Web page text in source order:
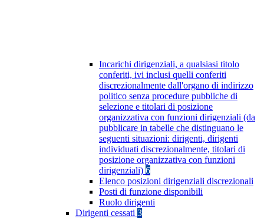
Incarichi dirigenziali, a qualsiasi titolo
conferiti, ivi inclusi quelli conferiti
discrezionalmente dall'organo di indirizzo
politico senza procedure pubbliche di
selezione e titolari di posizione
organizzativa con funzioni dirigenziali (da
pubblicare in tabelle che distinguano le
seguenti situazioni: dirigenti, dirigenti
individuati discrezionalmente, titolari di
posizione organizzativa con funzioni
dirigenziali) 6
Elenco posizioni dirigenziali discrezionali
Posti di funzione disponibili
Ruolo dirigenti
Dirigenti cessati 3